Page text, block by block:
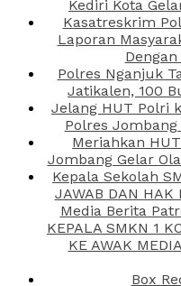
Kediri Kota
Kasatreskrim
Laporan
Polres Nganjuk
Jatikalen, 100
Jelang HUT Polri
Polres
Meriahkan
Jombang Gelar
Kepala Sekolah
JAWAB DAN
Media Berita
KEPALA SMKN 1
KE AWAK
Box